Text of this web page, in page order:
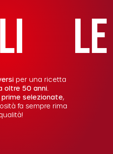
LE
per una ricetta
oltre 50 anni.
selezionate,
fa sempre rima